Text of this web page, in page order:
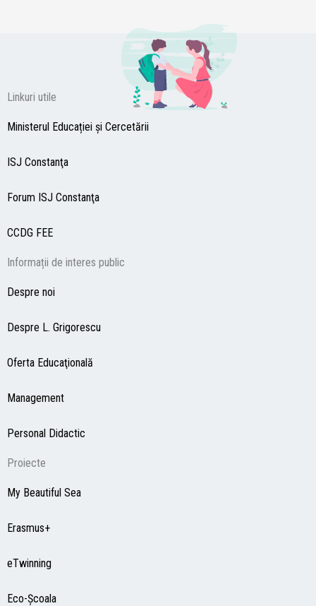
Linkuri utile
Ministerul Educației și Cercetării
ISJ Constanţa
Forum ISJ Constanţa
CCDG FEE
Informații de interes public
Despre noi
Despre L. Grigorescu
Oferta Educaţională
Management
Personal Didactic
Proiecte
My Beautiful Sea
Erasmus+
eTwinning
Eco-Şcoala